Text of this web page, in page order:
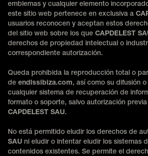
emblemas y cualquier elemento
este sitio web pertenece en exclusiva a
usuarios reconocen y aceptan estos
del sitio web sobre los que CAPDELEST
derechos de propiedad intelectual o
correspondiente autorización.
Queda prohibida la reproducción total o
de endlssibiza.com, así como su difusión
cualquier sistema de recuperación de
formato o soporte, salvo autorización
CAPDELEST SAU.
No está permitido eludir los derechos de
SAU ni eludir o intentar eludir los sistemas
contenidos existentes. Se permite el